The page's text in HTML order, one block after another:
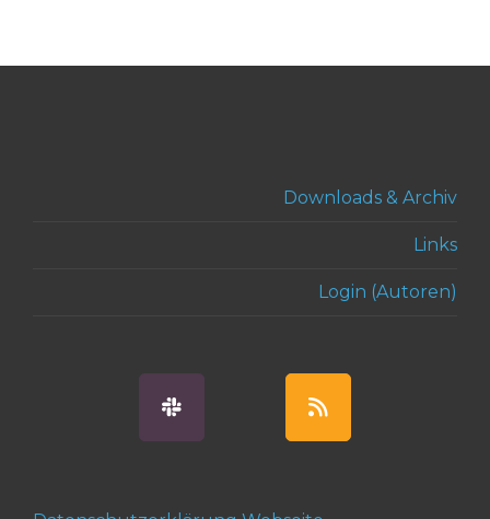
Downloads & Archiv
Links
Login (Autoren)